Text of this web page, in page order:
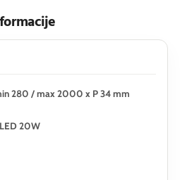
280 / max 2000 x P 34 mm
20W